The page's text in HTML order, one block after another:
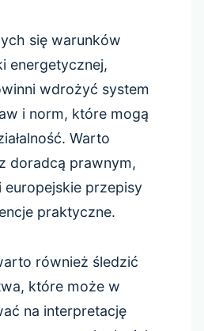
się warunków
energetycznej,
wdrożyć system
i norm, które mogą
Warto
doradcą prawnym,
europejskie przepisy
praktyczne.
również śledzić
które może w
na interpretację